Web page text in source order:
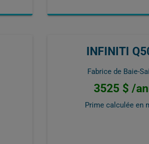
INFINITI
Fabrice de Baie-
3525 $ /
Prime calculée en